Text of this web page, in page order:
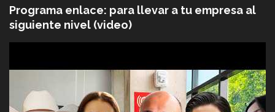
Programa enlace: para llevar a tu empresa al
siguiente nivel (video)